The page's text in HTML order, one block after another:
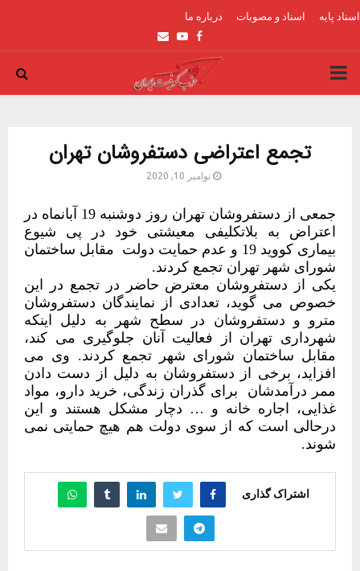
اسناد پایه اسناد و مصوبات درباره ما
Facebook
Youtube
Email
PRIMARY
تجمع اعتراضی دستفروشان تهران
نوامبر 10, 2020
جمعی از دستفروشان تهران روز دوشنبه 19 آبانماه در
اعتراض به بلاتکلیفی معیشتی خود در پی شیوع
بیماری کووید 19 و عدم حمایت دولت مقابل ساختمان
شورای شهر تهران تجمع کردند.
یکی از دستفروشان معترض حاضر در تجمع در این
خصوص می گوید، تعدادی از نمایندگان دستفروشان
مترو و دستفروشان در سطح شهر به دلیل اینکه
شهرداری تهران از فعالیت آنان جلوگیری می کند،
مقابل ساختمان شورای شهر تجمع کردند. وی می
افزاید، برخی از دستفروشان به دلیل از دست دادن
ممر درآمدشان
برای گذران زندگی، خرید دارو، مواد
غذایی، اجاره خانه و … دچار مشکل هستند و این
درحالی است که از سوی دولت هم هیچ حمایتی نمی
شوند.
اشتراک گذاری